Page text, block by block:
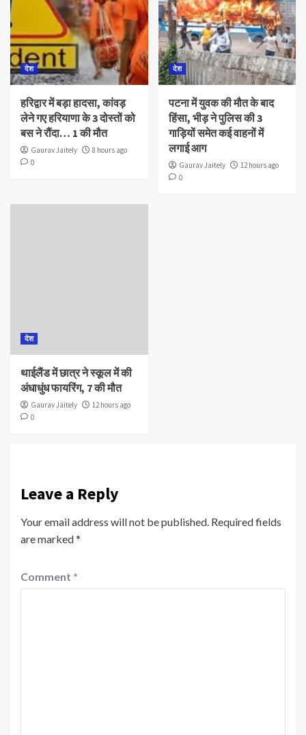
देश
हरिद्वार में बड़ा हादसा, कांवड़
लेने गए हरियाणा के 3 दोस्तों को
बस ने रौंदा… 1 की मौत
Gaurav Jaitely
8 hours ago
0
देश
पटना में युवक की मौत के बाद
हिंसा, भीड़ ने पुलिस की 3
गाड़ियों समेत कई वाहनों में
लगाई आग
Gaurav Jaitely
12 hours ago
0
देश
थाईलैंड में छात्र ने स्कूल में की
अंधाधुंध फायरिंग, 7 की मौत
Gaurav Jaitely
12 hours ago
0
Leave a Reply
Your email address will not be published. Required fields
are marked*
Comment *